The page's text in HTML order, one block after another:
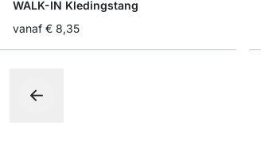
WALK-IN Kledingstang
vanaf € 8,35